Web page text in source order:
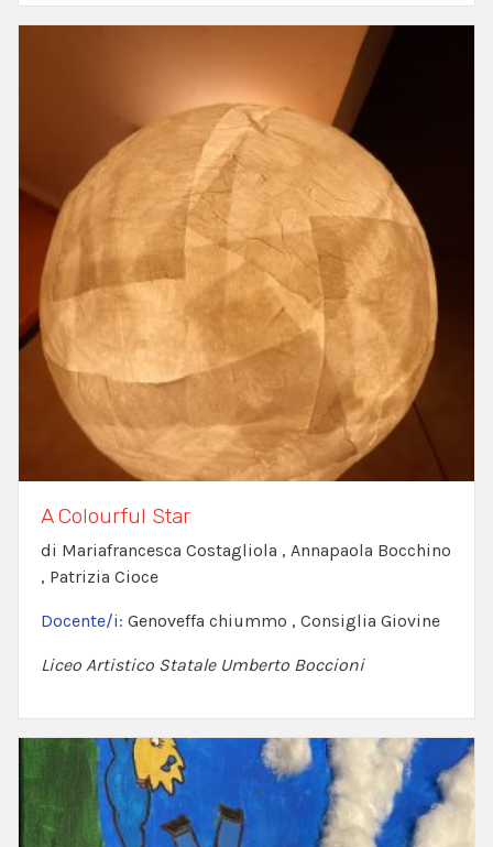
A Colourful Star
di Mariafrancesca Costagliola , Annapaola Bocchino
, Patrizia Cioce
Docente/i: Genoveffa chiummo , Consiglia Giovine
Liceo Artistico Statale Umberto Boccioni